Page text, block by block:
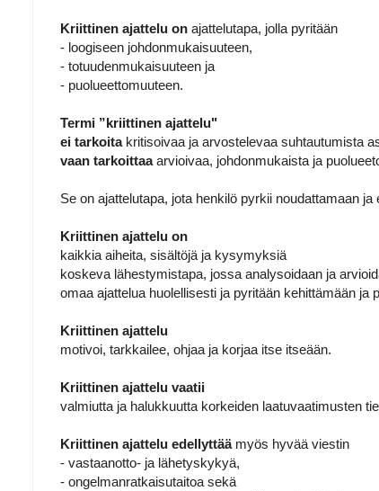
Kriittinen ajattelu on ajattelutapa, jolla pyritään
- loogiseen johdonmukaisuuteen,
- totuudenmukaisuuteen ja
- puolueettomuuteen.
Termi ”kriittinen ajattelu"
ei tarkoita kritisoivaa ja arvostelevaa suhtautumista
vaan tarkoittaaarvioivaa, johdonmukaista ja
Se on ajattelutapa, jota henkilö pyrkii noudattamaan
Kriittinen ajattelu on
kaikkia aiheita, sisältöjä ja kysymyksiä
koskeva lähestymistapa, jossa analysoidaan ja
omaa ajattelua huolellisesti ja pyritään kehittämään ja
Kriittinen ajattelu
motivoi, tarkkailee, ohjaa ja korjaa itse itseään.
Kriittinen ajattelu vaatii
valmiutta ja halukkuutta korkeiden laatuvaatimusten
Kriittinen ajattelu edellyttäämyös hyvää viestin
- vastaanotto- ja lähetyskykyä,
- ongelmanratkaisutaitoa sekä